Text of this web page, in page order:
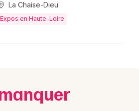
La Chaise-Dieu
Expos en Haute-Loire